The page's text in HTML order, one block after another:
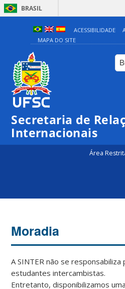
BRASIL
ACESSIBILIDADE
MAPA DO SITE
Secretaria de
Internacionais
Área
Moradia
A SINTER não se responsabiliza
estudantes intercambistas.
Entretanto, disponibilizamos